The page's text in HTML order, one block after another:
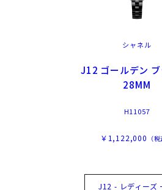
シャネル
J12 ゴールデン
28MM
H11057
￥1,122,000 （税
J12 - レディーズ